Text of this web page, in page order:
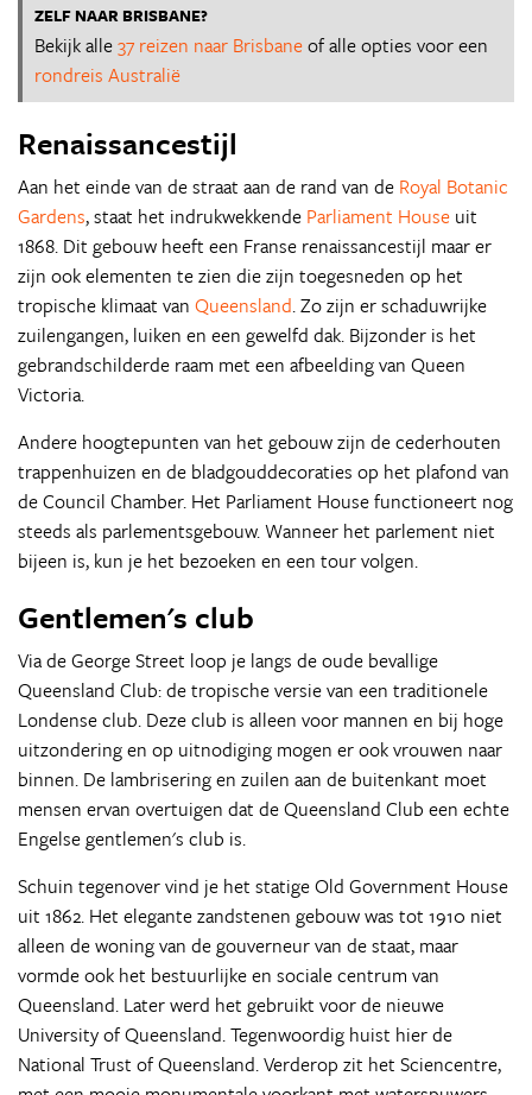
ZELF NAAR BRISBANE?
Bekijk alle37 reizen naar Brisbaneof alle opties voor een
rondreis Australië
Renaissancestijl
Aan het einde van de straat aan de rand van de Royal Botanic
Gardens, staat het indrukwekkende Parliament House uit
1868. Dit gebouw heeft een Franse renaissancestijl maar er
zijn ook elementen te zien die zijn toegesneden op het
tropische klimaat van Queensland. Zo zijn er schaduwrijke
zuilengangen, luiken en een gewelfd dak. Bijzonder is het
gebrandschilderde raam met een afbeelding van Queen
Victoria.
Andere hoogtepunten van het gebouw zijn de cederhouten
trappenhuizen en de bladgouddecoraties op het plafond van
de Council Chamber. Het Parliament House functioneert nog
steeds als parlementsgebouw. Wanneer het parlement niet
bijeen is, kun je het bezoeken en een tour volgen.
Gentlemen's club
Via de George Street loop je langs de oude bevallige
Queensland Club: de tropische versie van een traditionele
Londense club. Deze club is alleen voor mannen en bij hoge
uitzondering en op uitnodiging mogen er ook vrouwen naar
binnen. De lambrisering en zuilen aan de buitenkant moet
mensen ervan overtuigen dat de Queensland Club een echte
Engelse gentlemen's club is.
Schuin tegenover vind je het statige Old Government House
uit 1862. Het elegante zandstenen gebouw was tot 1910 niet
alleen de woning van de gouverneur van de staat, maar
vormde ook het bestuurlijke en sociale centrum van
Queensland. Later werd het gebruikt voor de nieuwe
University of Queensland. Tegenwoordig huist hier de
National Trust of Queensland. Verderop zit het Sciencentre,